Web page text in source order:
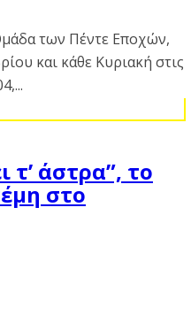
των Πέντε Εποχών,
και κάθε Κυριακή στις
τ’ άστρα”, το
στο